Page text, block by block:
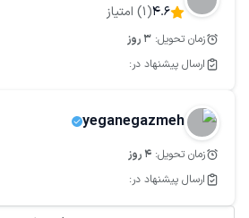
4.6
(
1) امتیاز
زمان تحویل: 3 روز
ارسال پیشنهاد در:
yeganegazmeh
زمان تحویل: 4 روز
ارسال پیشنهاد در: